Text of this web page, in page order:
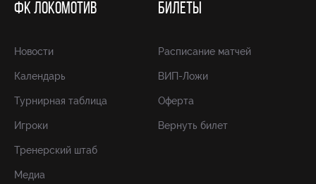
ФК ЛОКОМОТИВ
Новости
Календарь
Турнирная таблица
Игроки
Тренерский штаб
Медиа
БИЛЕТЫ
Расписание матчей
ВИП-Ложи
Оферта
Вернуть билет